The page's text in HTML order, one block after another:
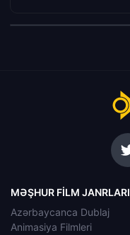
MƏŞHUR FILM JANRLARI
Azərbaycanca Dublaj
Animasiya Filmleri